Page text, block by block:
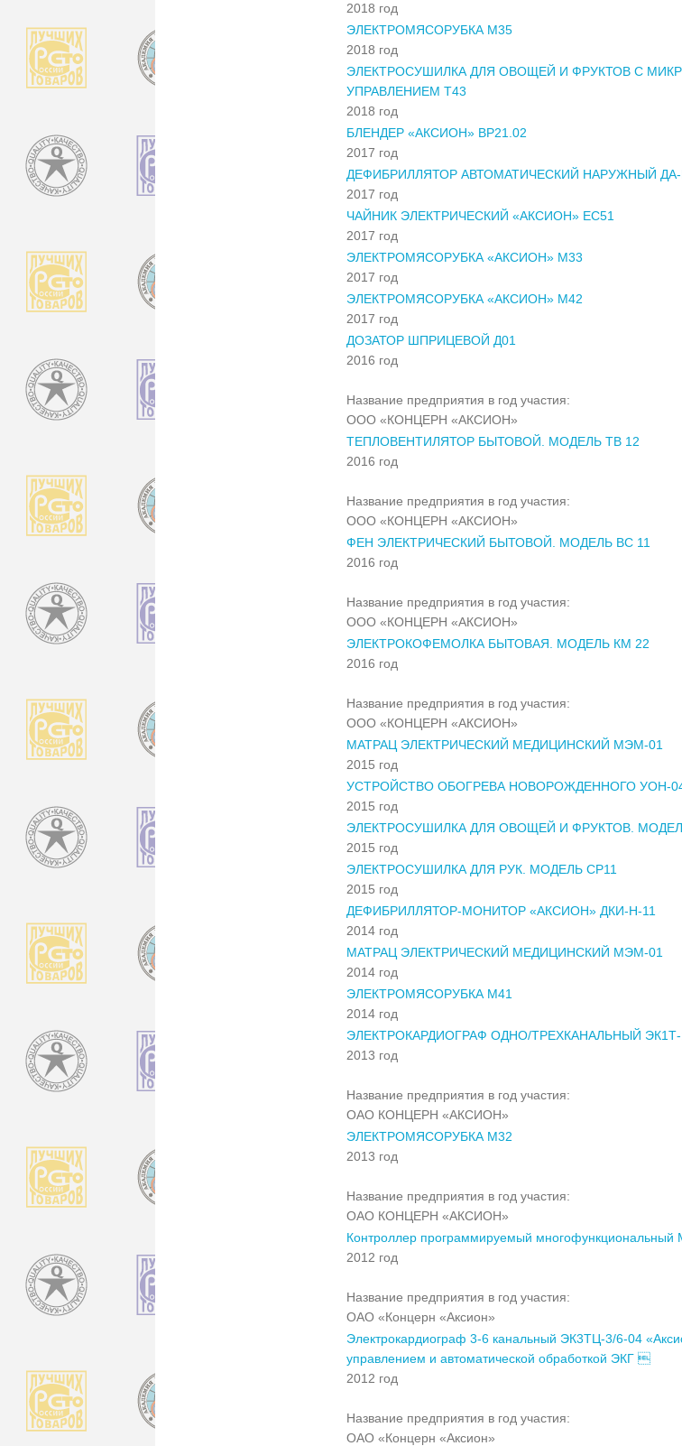
2018 год
ЭЛЕКТРОМЯСОРУБКА М35
2018 год
ЭЛЕКТРОСУШИЛКА ДЛЯ ОВОЩЕЙ И ФРУКТОВ С
УПРАВЛЕНИЕМ Т43
2018 год
БЛЕНДЕР «АКСИОН» ВР21.02
2017 год
ДЕФИБРИЛЛЯТОР АВТОМАТИЧЕСКИЙ НАРУЖНЫЙ ДА-
2017 год
ЧАЙНИК ЭЛЕКТРИЧЕСКИЙ «АКСИОН» ЕС51
2017 год
ЭЛЕКТРОМЯСОРУБКА «АКСИОН» М33
2017 год
ЭЛЕКТРОМЯСОРУБКА «АКСИОН» М42
2017 год
ДОЗАТОР ШПРИЦЕВОЙ Д01
2016 год
Название предприятия в год участия:
ООО «КОНЦЕРН «АКСИОН»
ТЕПЛОВЕНТИЛЯТОР БЫТОВОЙ. МОДЕЛЬ ТВ 12
2016 год
Название предприятия в год участия:
ООО «КОНЦЕРН «АКСИОН»
ФЕН ЭЛЕКТРИЧЕСКИЙ БЫТОВОЙ. МОДЕЛЬ ВС 11
2016 год
Название предприятия в год участия:
ООО «КОНЦЕРН «АКСИОН»
ЭЛЕКТРОКОФЕМОЛКА БЫТОВАЯ. МОДЕЛЬ КМ 22
2016 год
Название предприятия в год участия:
ООО «КОНЦЕРН «АКСИОН»
МАТРАЦ ЭЛЕКТРИЧЕСКИЙ МЕДИЦИНСКИЙ МЭМ-01
2015 год
УСТРОЙСТВО ОБОГРЕВА НОВОРОЖДЕННОГО УОН-
2015 год
ЭЛЕКТРОСУШИЛКА ДЛЯ ОВОЩЕЙ И ФРУКТОВ.
2015 год
ЭЛЕКТРОСУШИЛКА ДЛЯ РУК. МОДЕЛЬ СР11
2015 год
ДЕФИБРИЛЛЯТОР-МОНИТОР «АКСИОН» ДКИ-Н-11
2014 год
МАТРАЦ ЭЛЕКТРИЧЕСКИЙ МЕДИЦИНСКИЙ МЭМ-01
2014 год
ЭЛЕКТРОМЯСОРУБКА М41
2014 год
ЭЛЕКТРОКАРДИОГРАФ ОДНО/ТРЕХКАНАЛЬНЫЙ ЭК1Т-
2013 год
Название предприятия в год участия:
ОАО КОНЦЕРН «АКСИОН»
ЭЛЕКТРОМЯСОРУБКА М32
2013 год
Название предприятия в год участия:
ОАО КОНЦЕРН «АКСИОН»
Контроллер программируемый
2012 год
Название предприятия в год участия:
ОАО «Концерн «Аксион»
Электрокардиограф 3-6 канальный ЭК3ТЦ-3/6-04
управлением и автоматической обработкой ЭКГ 
2012 год
Название предприятия в год участия:
ОАО «Концерн «Аксион»